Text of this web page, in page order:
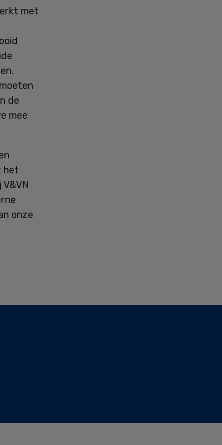
met
de
mee
het
onze